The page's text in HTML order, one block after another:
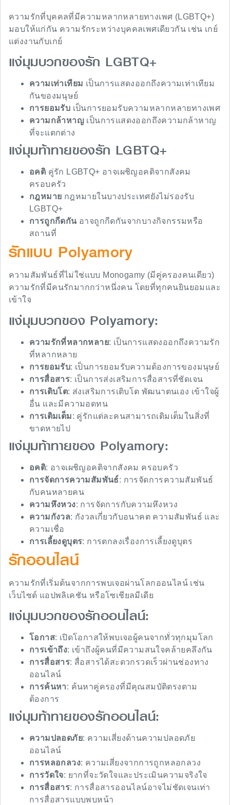
ความรักที่บุคคลที่มีความหลากหลายทางเพศ (LGBTQ+)
มอบให้แก่กัน ความรักระหว่างบุคคลเพศเดียวกัน เช่น เกย์
แต่งงานกับเกย์
แง่มุมบวกของรัก LGBTQ+
ความเท่าเทียม เป็นการแสดงออกถึงความเท่าเทียม
กันของมนุษย์
การยอมรับ เป็นการยอมรับความหลากหลายทางเพศ
ความกล้าหาญ เป็นการแสดงออกถึงความกล้าหาญ
ที่จะแตกต่าง
แง่มุมท้าทายของรัก LGBTQ+
อคติ คู่รัก LGBTQ+ อาจเผชิญอคติจากสังคม
ครอบครัว
กฎหมาย กฎหมายในบางประเทศยังไม่รองรับ
LGBTQ+
การถูกกีดกันอาจถูกกีดกันจากบางกิจกรรมหรือ
สถานที่
รักแบบ Polyamory
ความสัมพันธ์ที่ไม่ใช่แบบ Monogamy (มีคู่ครองคนเดียว)
ความรักที่มีคนรักมากกว่าหนึ่งคน โดยที่ทุกคนยินยอมและ
เข้าใจ
แง่มุมบวกของ Polyamory:
ความรักที่หลากหลาย: เป็นการแสดงออกถึงความรัก
ที่หลากหลาย
การยอมรับ: เป็นการยอมรับความต้องการของมนุษย์
การสื่อสาร: เป็นการส่งเสริมการสื่อสารที่ชัดเจน
การเติบโต: ส่งเสริมการเติบโต พัฒนาตนเอง เข้าใจผู้
อื่น และมีความอดทน
การเติมเต็ม: คู่รักแต่ละคนสามารถเติมเต็มในสิ่งที่
ขาดหายไป
แง่มุมท้าทายของ Polyamory:
อคติ: อาจเผชิญอคติจากสังคม ครอบครัว
การจัดการความสัมพันธ์: การจัดการความสัมพันธ์
กับคนหลายคน
ความหึงหวง: การจัดการกับความหึงหวง
ความกังวล: กังวลเกี่ยวกับอนาคต ความสัมพันธ์ และ
ความเชื่อ
การเลี้ยงดูบุตร: การตกลงเรื่องการเลี้ยงดูบุตร
รักออนไลน์
ความรักที่เริ่มต้นจากการพบเจอผ่านโลกออนไลน์ เช่น
เว็บไซต์ แอปพลิเคชัน หรือโซเชียลมีเดีย
แง่มุมบวกของรักออนไลน์:
โอกาส: เปิดโอกาสให้พบเจอผู้คนจากทั่วทุกมุมโลก
การเข้าถึง: เข้าถึงผู้คนที่มีความสนใจคล้ายคลึงกัน
การสื่อสาร: สื่อสารได้สะดวกรวดเร็วผ่านช่องทาง
ออนไลน์
การค้นหา: ค้นหาคู่ครองที่มีคุณสมบัติตรงตาม
ต้องการ
แง่มุมท้าทายของรักออนไลน์:
ความปลอดภัย: ความเสี่ยงด้านความปลอดภัย
ออนไลน์
การหลอกลวง: ความเสี่ยงจากการถูกหลอกลวง
การวัดใจ: ยากที่จะวัดใจและประเมินความจริงใจ
การสื่อสาร: การสื่อสารออนไลน์อาจไม่ชัดเจนเท่า
การสื่อสารแบบพบหน้า